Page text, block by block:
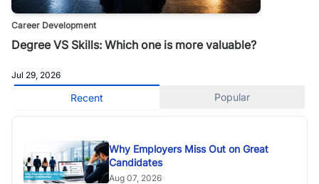
Career Development
Degree VS Skills: Which one is more valuable?
Jul 29, 2026
Recent Popular
Why Employers Miss Out on Great
Candidates
Aug 07, 2026